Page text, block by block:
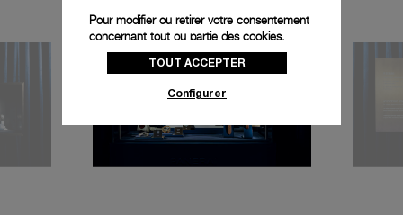
Pour modifier ou retirer votre consentement
concernant tout ou partie des cookies,
cliquez sur « Configurer » ou consultez notre
politique des cookiespour obtenir plus
donnez votre consentement pour l’utilisation
des cookies susmentionnés
En cliquant sur « Tout refuser », vous
TOUT ACCEPTER
Configurer